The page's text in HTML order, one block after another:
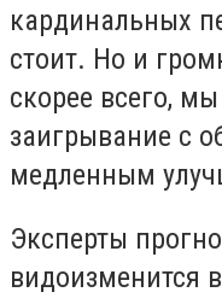
кардинальных
стоит. Но и
скорее всего,
заигрывание с
медленным
Эксперты
видоизменится